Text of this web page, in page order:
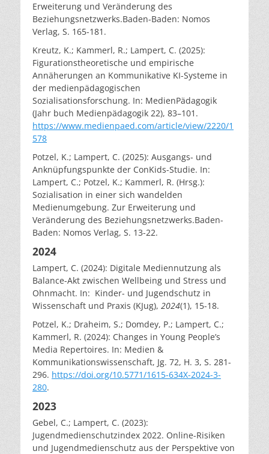
Erweiterung und Veränderung des
Beziehungsnetzwerks.Baden-Baden: Nomos
Verlag, S. 165-181.
Kreutz, K.; Kammerl, R.; Lampert, C. (2025):
Figurationstheoretische und empirische
Annäherungen an Kommunikative KI-Systeme in
der medienpädagogischen
Sozialisationsforschung. In: MedienPädagogik
(Jahr buch Medienpädagogik 22), 83–101.
https://www.medienpaed.com/article/view/2220/1
578
Potzel, K.; Lampert, C. (2025): Ausgangs- und
Anknüpfungspunkte der ConKids-Studie. In:
Lampert, C.; Potzel, K.; Kammerl, R. (Hrsg.):
Sozialisation in einer sich wandelden
Medienumgebung. Zur Erweiterung und
Veränderung des Beziehungsnetzwerks.Baden-
Baden: Nomos Verlag, S. 13-22.
2024
Lampert, C. (2024): Digitale Mediennutzung als
Balance-Akt zwischen Wellbeing und Stress und
Ohnmacht. In: Kinder- und Jugendschutz in
Wissenschaft und Praxis (KJug), 2024(1), 15-18.
Potzel, K.; Draheim, S.; Domdey, P.; Lampert, C.;
Kammerl, R. (2024): Changes in Young People’s
Media Repertoires. In: Medien &
Kommunikationswissenschaft, Jg. 72, H. 3, S. 281-
296. https://doi.org/10.5771/1615-634X-2024-3-
280.
2023
Gebel, C.; Lampert, C. (2023):
Jugendmedienschutzindex 2022. Online-Risiken
und Jugendmedienschutz aus der Perspektive von